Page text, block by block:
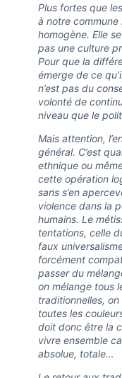
Plus fortes que
à notre commune
homogène. Elle
pas une culture
Pour que la
émerge de ce
n’est pas du
volonté de
niveau que le
Mais attention,
général. C’est
ethnique ou
cette opération
sans s’en
violence dans la
humains. Le
tentations, celle
faux
forcément
passer du
on mélange tous
traditionnelles,
toutes les
doit donc être la
vivre ensemble
absolue, totale…